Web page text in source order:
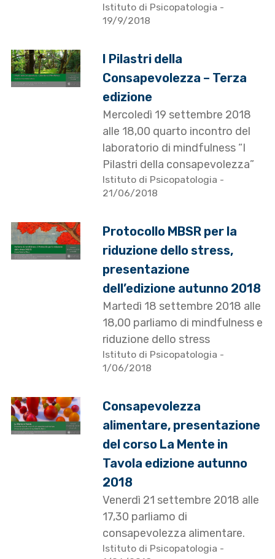
Istituto di Psicopatologia -
19/9/2018
I Pilastri della
Consapevolezza – Terza
edizione
Mercoledì 19 settembre 2018
alle 18,00 quarto incontro del
laboratorio di mindfulness “I
Pilastri della consapevolezza”
Istituto di Psicopatologia -
21/06/2018
Protocollo MBSR per la
riduzione dello stress,
presentazione
dell’edizione autunno 2018
Martedì 18 settembre 2018 alle
18,00 parliamo di mindfulness e
riduzione dello stress
Istituto di Psicopatologia -
1/06/2018
Consapevolezza
alimentare, presentazione
del corso La Mente in
Tavola edizione autunno
2018
Venerdì 21 settembre 2018 alle
17,30 parliamo di
consapevolezza alimentare.
Istituto di Psicopatologia -